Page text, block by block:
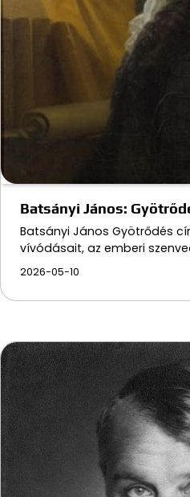
Batsányi János:
Batsányi János Gyötrődés
vívódásait, az emberi
2026-05-10